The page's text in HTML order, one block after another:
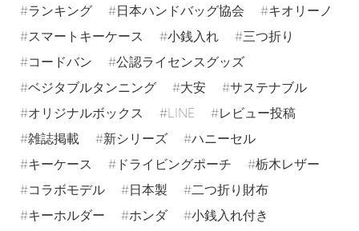
ランキング
日本ハンドバッグ協会
キオリーノ
スマートキーケース
小銭入れ
三つ折り
コードバン
公認ライセンスグッズ
ベジタブルタンニング
大安
サステナブル
オリジナルボックス
LINE
レビュー投稿
雑誌掲載
新シリーズ
ハニーセル
キーケース
ドライビングポーチ
栃木レザー
コラボモデル
日本製
二つ折り財布
キーホルダー
ホンダ
小銭入れ付き